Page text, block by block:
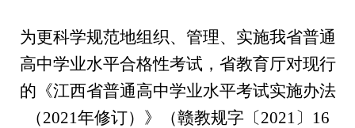
为更科学规范地组织、管理、实施我省普通
高中学业水平合格性考试，省教育厅对现行
的《江西省普通高中学业水平考试实施办法
（2021年修订）》（赣教规字〔2021〕16